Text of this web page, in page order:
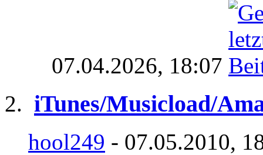
07.04.2026, 18:07
iTunes/Musicload/
hool249 - 07.05.2010,